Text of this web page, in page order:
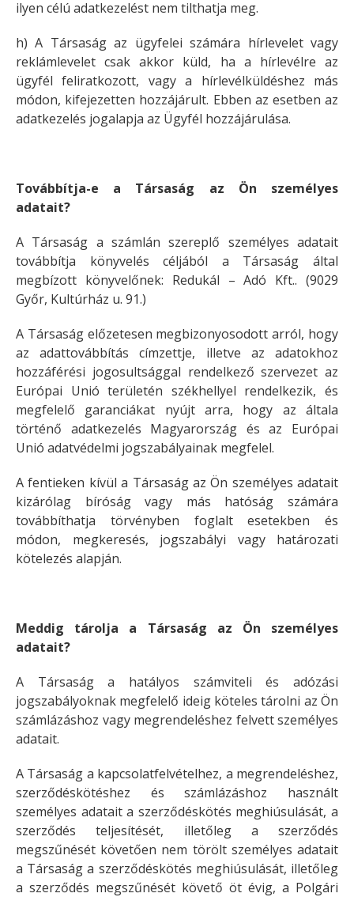
ilyen célú adatkezelést nem tilthatja meg.
h) A Társaság az ügyfelei számára hírlevelet vagy
reklámlevelet csak akkor küld, ha a hírlevélre az
ügyfél feliratkozott, vagy a hírlevélküldéshez más
módon, kifejezetten hozzájárult. Ebben az esetben az
adatkezelés jogalapja az Ügyfél hozzájárulása.
Továbbítja-e a Társaság az Ön személyes
adatait?
A Társaság a számlán szereplő személyes adatait
továbbítja könyvelés céljából a Társaság által
megbízott könyvelőnek: Redukál – Adó Kft.. (9029
Győr, Kultúrház u. 91.)
A Társaság előzetesen megbizonyosodott arról, hogy
az adattovábbítás címzettje, illetve az adatokhoz
hozzáférési jogosultsággal rendelkező szervezet az
Európai Unió területén székhellyel rendelkezik, és
megfelelő garanciákat nyújt arra, hogy az általa
történő adatkezelés Magyarország és az Európai
Unió adatvédelmi jogszabályainak megfelel.
A fentieken kívül a Társaság az Ön személyes adatait
kizárólag bíróság vagy más hatóság számára
továbbíthatja törvényben foglalt esetekben és
módon, megkeresés, jogszabályi vagy határozati
kötelezés alapján.
Meddig tárolja a Társaság az Ön személyes
adatait?
A Társaság a hatályos számviteli és adózási
jogszabályoknak megfelelő ideig köteles tárolni az Ön
számlázáshoz vagy megrendeléshez felvett személyes
adatait.
A Társaság a kapcsolatfelvételhez, a megrendeléshez,
szerződéskötéshez és számlázáshoz használt
személyes adatait a szerződéskötés meghiúsulását, a
szerződés teljesítését, illetőleg a szerződés
megszűnését követően nem törölt személyes adatait
a Társaság a szerződéskötés meghiúsulását, illetőleg
a szerződés megszűnését követő öt évig, a Polgári